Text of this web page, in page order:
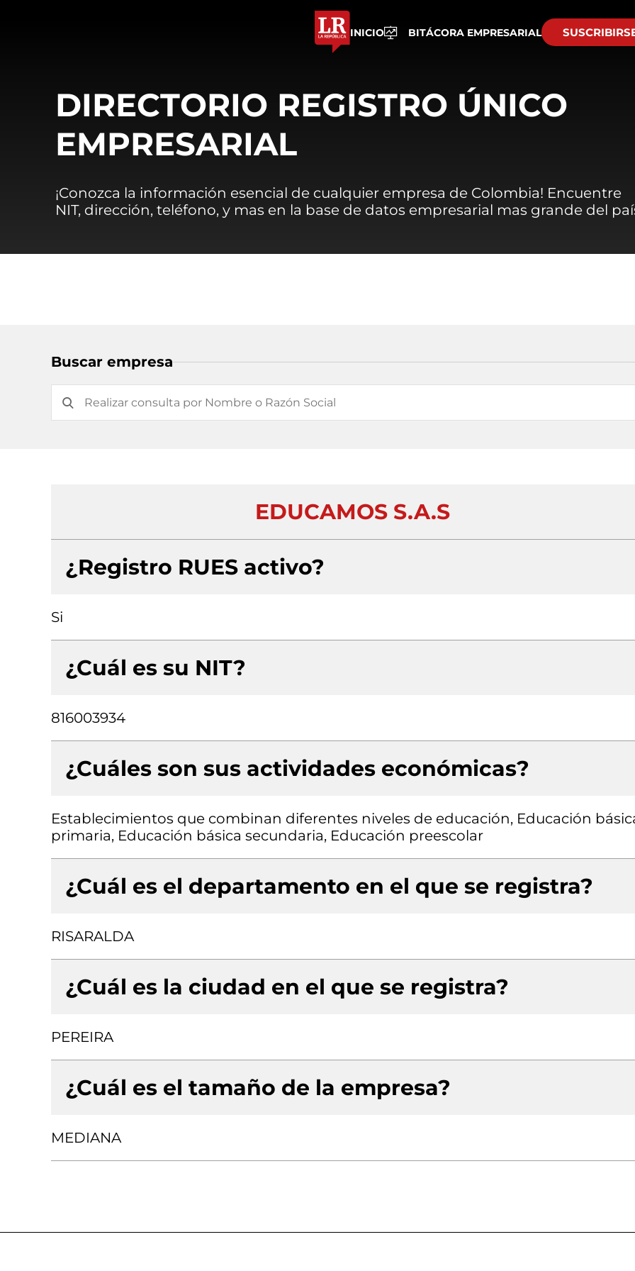
INICIO BITÁCORA EMPRESARIAL
DIRECTORIO REGISTRO ÚNICO
EMPRESARIAL
¡Conozca la información esencial de cualquier empresa de Colombia! Encuentre
NIT, dirección, teléfono, y mas en la base de datos empresarial mas grande del
Buscar empresa
EDUCAMOS S.A.S
¿Registro RUES activo?
Si
¿Cuál es su NIT?
816003934
¿Cuáles son sus actividades económicas?
Establecimientos que combinan diferentes niveles de educación, Educación
primaria, Educación básica secundaria, Educación preescolar
¿Cuál es el departamento en el que se registra?
RISARALDA
¿Cuál es la ciudad en el que se registra?
PEREIRA
¿Cuál es el tamaño de la empresa?
MEDIANA